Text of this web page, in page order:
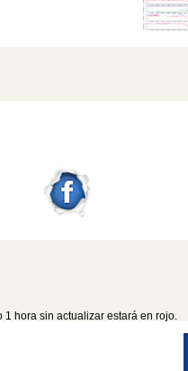
hora sin actualizar estará en rojo.